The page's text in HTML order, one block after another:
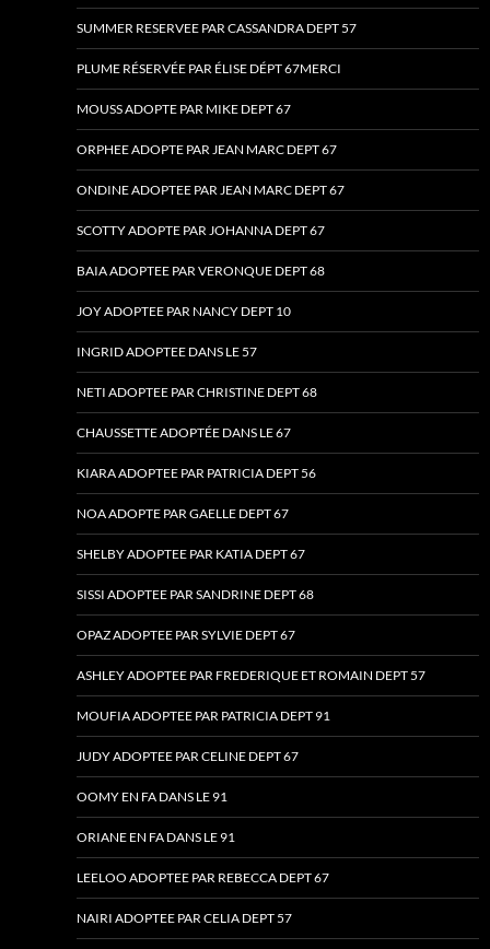
SUMMER RESERVEE PAR CASSANDRA DEPT 57
PLUME RÉSERVÉE PAR ÉLISE DÉPT 67MERCI
MOUSS ADOPTE PAR MIKE DEPT 67
ORPHEE ADOPTE PAR JEAN MARC DEPT 67
ONDINE ADOPTEE PAR JEAN MARC DEPT 67
SCOTTY ADOPTE PAR JOHANNA DEPT 67
BAIA ADOPTEE PAR VERONQUE DEPT 68
JOY ADOPTEE PAR NANCY DEPT 10
INGRID ADOPTEE DANS LE 57
NETI ADOPTEE PAR CHRISTINE DEPT 68
CHAUSSETTE ADOPTÉE DANS LE 67
KIARA ADOPTEE PAR PATRICIA DEPT 56
NOA ADOPTE PAR GAELLE DEPT 67
SHELBY ADOPTEE PAR KATIA DEPT 67
SISSI ADOPTEE PAR SANDRINE DEPT 68
OPAZ ADOPTEE PAR SYLVIE DEPT 67
ASHLEY ADOPTEE PAR FREDERIQUE ET ROMAIN DEPT 57
MOUFIA ADOPTEE PAR PATRICIA DEPT 91
JUDY ADOPTEE PAR CELINE DEPT 67
OOMY EN FA DANS LE 91
ORIANE EN FA DANS LE 91
LEELOO ADOPTEE PAR REBECCA DEPT 67
NAIRI ADOPTEE PAR CELIA DEPT 57